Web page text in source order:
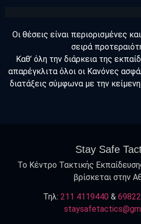
Οι θέσεις είναι περιορισμένες
σειρά
Καθ’ όλη την διάρκεια της
απαρέγκλιτα όλοι οι Κανόνες
διατάξεις σύμφωνα με την
Stay Safe
Το Κέντρο Τακτικής
βρίσκεται στην
Τηλ: 211 4119440 &